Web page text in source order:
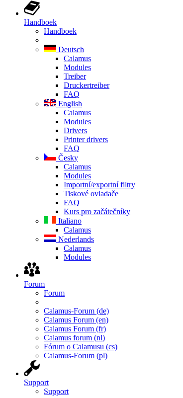
Handboek
Handboek
Deutsch
Calamus
Modules
Treiber
Druckertreiber
FAQ
English
Calamus
Modules
Drivers
Printer drivers
FAQ
Česky
Calamus
Modules
Importní/exportní filtry
Tiskové ovladače
FAQ
Kurs pro začátečníky
Italiano
Calamus
Nederlands
Calamus
Modules
Forum
Forum
Calamus-Forum (de)
Calamus Forum (en)
Calamus Forum (fr)
Calamus forum (nl)
Fórum o Calamusu (cs)
Calamus-Forum (pl)
Support
Support